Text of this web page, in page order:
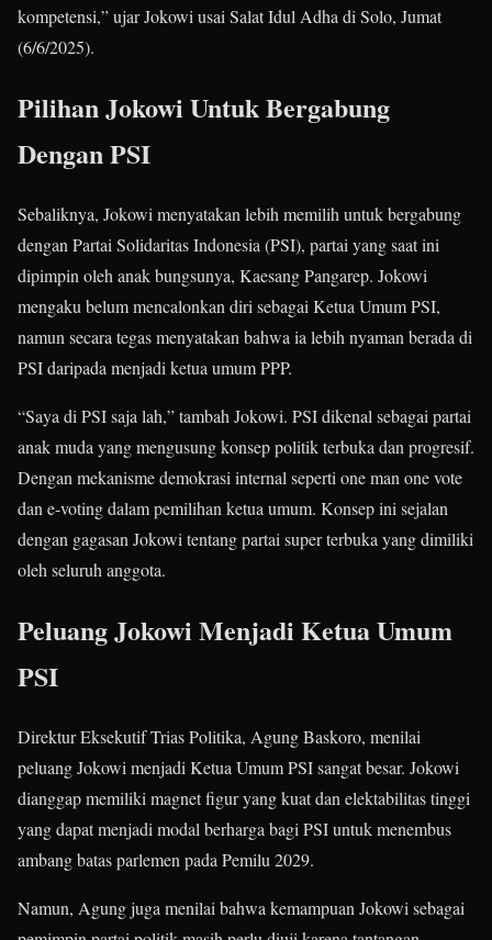
kompetensi,” ujar Jokowi usai Salat Idul Adha di Solo, Jumat
(6/6/2025).
Pilihan Jokowi Untuk Bergabung
Dengan PSI
Sebaliknya, Jokowi menyatakan lebih memilih untuk bergabung
dengan Partai Solidaritas Indonesia (PSI), partai yang saat ini
dipimpin oleh anak bungsunya, Kaesang Pangarep. Jokowi
mengaku belum mencalonkan diri sebagai Ketua Umum PSI,
namun secara tegas menyatakan bahwa ia lebih nyaman berada di
PSI daripada menjadi ketua umum PPP.
“Saya di PSI saja lah,” tambah Jokowi. PSI dikenal sebagai partai
anak muda yang mengusung konsep politik terbuka dan progresif.
Dengan mekanisme demokrasi internal seperti one man one vote
dan e-voting dalam pemilihan ketua umum. Konsep ini sejalan
dengan gagasan Jokowi tentang partai super terbuka yang dimiliki
oleh seluruh anggota.
Peluang Jokowi Menjadi Ketua Umum
PSI
Direktur Eksekutif Trias Politika, Agung Baskoro, menilai
peluang Jokowi menjadi Ketua Umum PSI sangat besar. Jokowi
dianggap memiliki magnet figur yang kuat dan elektabilitas tinggi
yang dapat menjadi modal berharga bagi PSI untuk menembus
ambang batas parlemen pada Pemilu 2029.
Namun, Agung juga menilai bahwa kemampuan Jokowi sebagai